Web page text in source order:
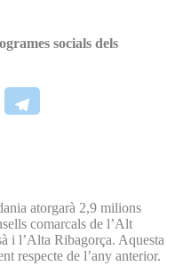
socials dels
atorgarà 2,9 milions
comarcals de l’Alt
i l’Alta Ribagorça. Aquesta
respecte de l’any anterior.